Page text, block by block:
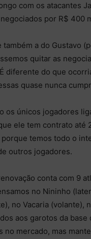
com os atacantes
por R$ 400
também a do Gustavo
quitar as
diferente do que
quase nunca
os únicos jogadores
ele tem contrato
temos todo o
outros jogadores.
conta com 9
no Nininho
no Vacaria (volante),
aos garotos da
no mercado, mas